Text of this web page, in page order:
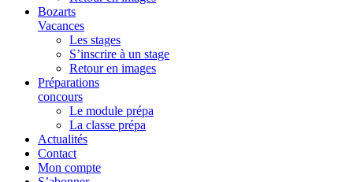
Bozarts
Vacances
Les stages
S’inscrire à un stage
Retour en images
Préparations
concours
Le module prépa
La classe prépa
Actualités
Contact
Mon compte